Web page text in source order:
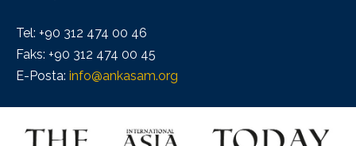
Tel: +90 312 474 00 46
Faks: +90 312 474 00 45
E-Posta: info@ankasam.org